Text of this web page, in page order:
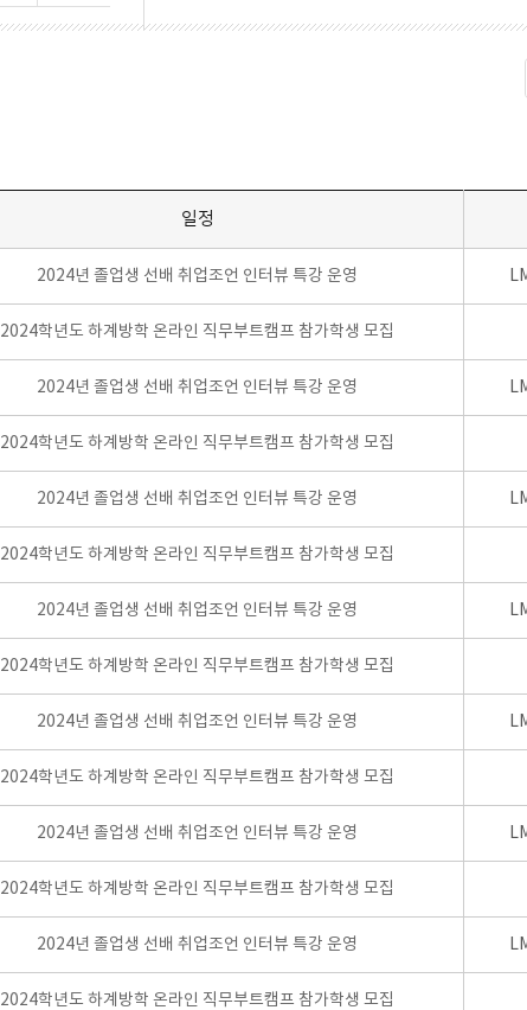
일정
2024년 졸업생 선배 취업조언 인터뷰 특강 운영
2024학년도 하계방학 온라인 직무부트캠프 참가학생 모집
2024년 졸업생 선배 취업조언 인터뷰 특강 운영
2024학년도 하계방학 온라인 직무부트캠프 참가학생 모집
2024년 졸업생 선배 취업조언 인터뷰 특강 운영
2024학년도 하계방학 온라인 직무부트캠프 참가학생 모집
2024년 졸업생 선배 취업조언 인터뷰 특강 운영
2024학년도 하계방학 온라인 직무부트캠프 참가학생 모집
2024년 졸업생 선배 취업조언 인터뷰 특강 운영
2024학년도 하계방학 온라인 직무부트캠프 참가학생 모집
2024년 졸업생 선배 취업조언 인터뷰 특강 운영
2024학년도 하계방학 온라인 직무부트캠프 참가학생 모집
2024년 졸업생 선배 취업조언 인터뷰 특강 운영
2024학년도 하계방학 온라인 직무부트캠프 참가학생 모집